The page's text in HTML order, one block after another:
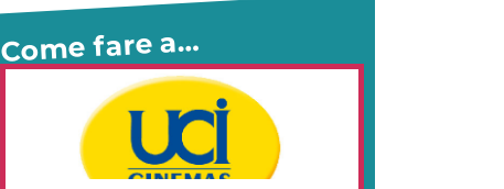
Come fare a…